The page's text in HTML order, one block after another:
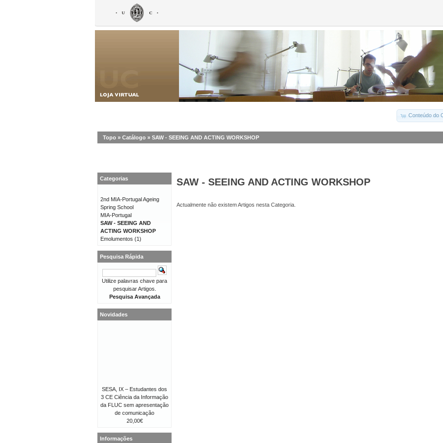
Conteúdo do
Topo » Catálogo » SAW - SEEING AND ACTING WORKSHOP
SAW - SEEING AND ACTING WORKSHOP
Actualmente não existem Artigos nesta Categoria.
Categorias
2nd MIA-Portugal Ageing
Spring School
MIA-Portugal
SAW - SEEING AND
ACTING WORKSHOP
Emolumentos (1)
Pesquisa Rápida
Utilize palavras chave para
pesquisar Artigos.
Pesquisa Avançada
Novidades
SESA, IX – Estudantes dos
3 CE Ciência da Informação
da FLUC sem apresentação
de comunicação
20,00€
Informações